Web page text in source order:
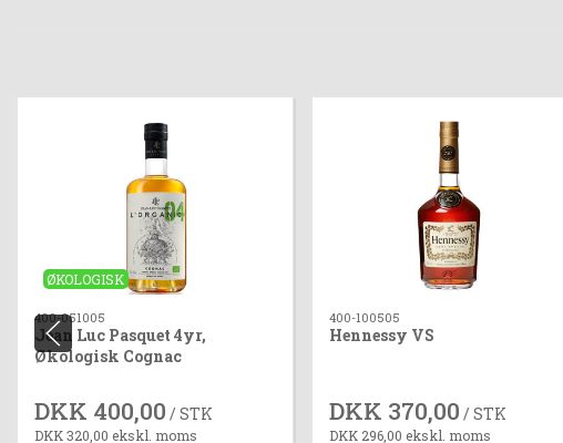
ØKOLOGISK
400-051005
Jean Luc Pasquet 4yr,
Økologisk Cognac
DKK 400,00 / STK
DKK 320,00 ekskl. moms
400-100505
Hennessy VS
DKK 370,00 / STK
DKK 296,00 ekskl. moms